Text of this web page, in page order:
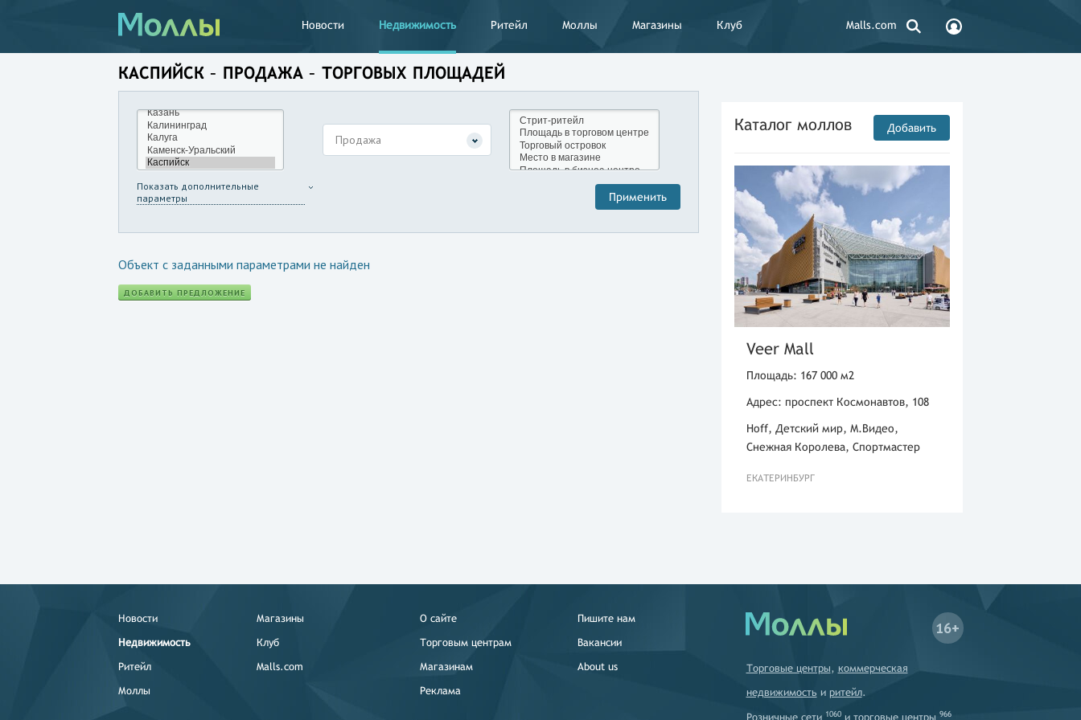
Новости Недвижимость Ритейл Моллы Магазины Клуб Malls.com
КАСПИЙСК – ПРОДАЖА – ТОРГОВЫХ ПЛОЩАДЕЙ
Продажа
Показать дополнительные
параметры
Объект с заданными параметрами не найден
ДОБАВИТЬ ПРЕДЛОЖЕНИЕ
Каталог моллов Добавить
Veer Mall
Площадь: 167 000 м2
Адрес: проспект Космонавтов, 108
Hoff, Детский мир, М.Видео,
Снежная Королева, Спортмастер
ЕКАТЕРИНБУРГ
Новости
Недвижимость
Ритейл
Моллы
Магазины
Клуб
Malls.com
О сайте
Торговым центрам
Магазинам
Реклама
Пишите нам
Вакансии
About us
16+
Торговые центры, коммерческая
недвижимость и ритейл.
1060 966